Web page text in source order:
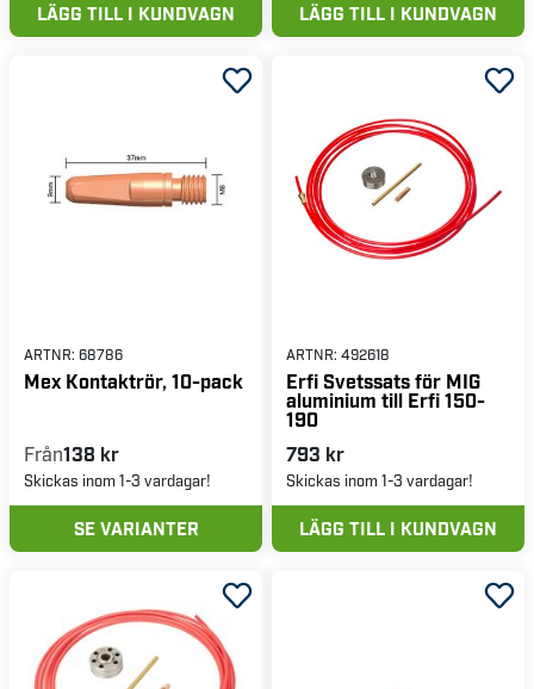
LÄGG TILL I KUNDVAGN LÄGG TILL I KUNDVAGN
ARTNR: 68786
Mex Kontaktrör, 10-pack
Från138 kr
Skickas inom 1-3 vardagar!
SE VARIANTER
ARTNR: 492618
Erfi Svetssats för MIG
aluminium till Erfi 150-
190
793 kr
Skickas inom 1-3 vardagar!
LÄGG TILL I KUNDVAGN